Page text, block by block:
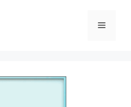
메